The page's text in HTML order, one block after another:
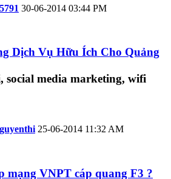
30-06-2014 03:44 PM
Dịch Vụ Hữu Ích Cho Quảng
25-06-2014 11:32 AM
mạng VNPT cáp quang F3 ?